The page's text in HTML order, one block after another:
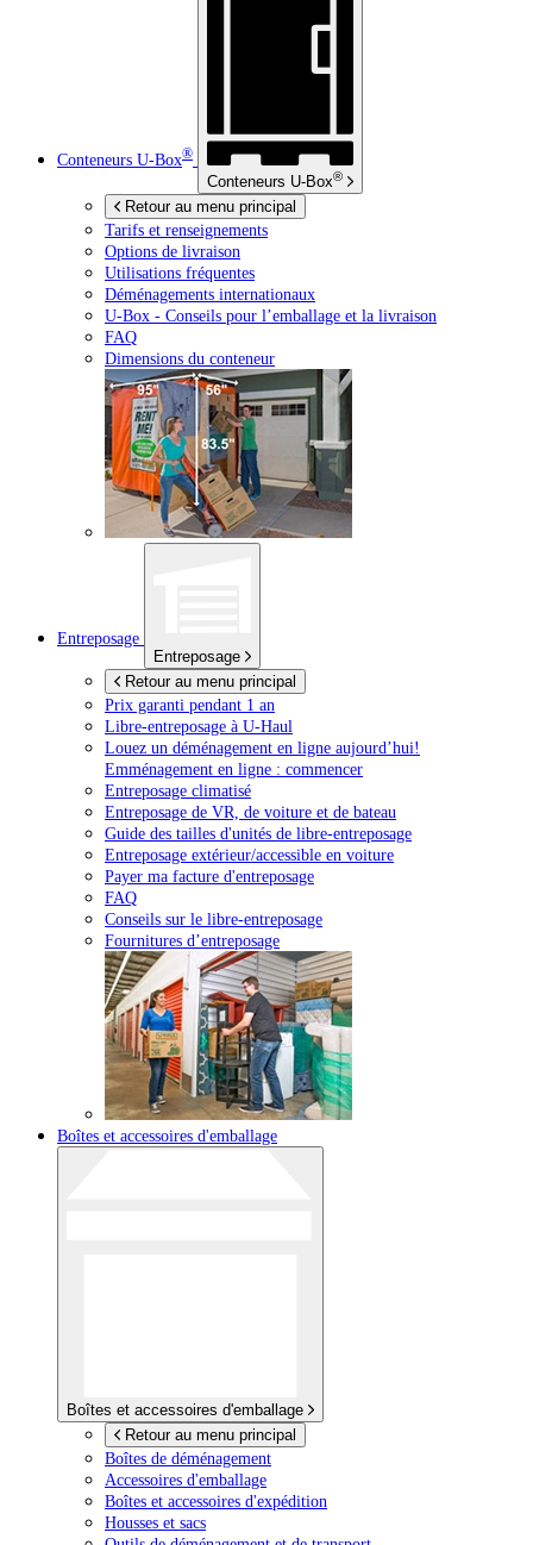
Conteneurs U-Box®
Conteneurs U-Box®
Retour au menu principal
Tarifs et renseignements
Options de livraison
Utilisations fréquentes
Déménagements internationaux
U-Box - Conseils pour l’emballage et la livraison
FAQ
Dimensions du conteneur
Entreposage
Entreposage
Retour au menu principal
Prix garanti pendant 1 an
Libre-entreposage à U-Haul
Louez un déménagement en ligne aujourd’hui!
Emménagement en ligne : commencer
Entreposage climatisé
Entreposage de VR, de voiture et de bateau
Guide des tailles d'unités de libre-entreposage
Entreposage extérieur/accessible en voiture
Payer ma facture d'entreposage
FAQ
Conseils sur le libre-entreposage
Fournitures d’entreposage
Boîtes et accessoires d'emballage
Boîtes et accessoires d'emballage
Retour au menu principal
Boîtes de déménagement
Accessoires d'emballage
Boîtes et accessoires d'expédition
Housses et sacs